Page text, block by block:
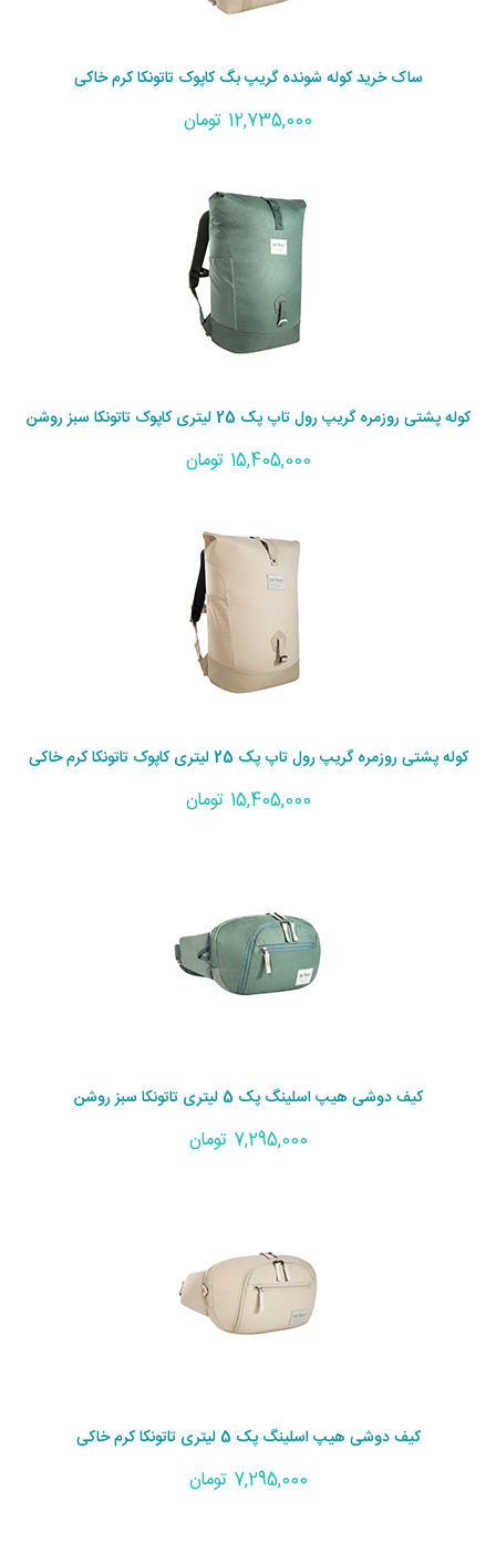
ساک خرید کوله شونده گریپ بگ کاپوک تاتونکا کرم خاکی
12,735,000 تومان
کوله پشتی روزمره گریپ رول تاپ پک 25 لیتری کاپوک تاتونکا سبز روشن
15,405,000 تومان
کوله پشتی روزمره گریپ رول تاپ پک 25 لیتری کاپوک تاتونکا کرم خاکی
15,405,000 تومان
کیف دوشی هیپ اسلینگ پک 5 لیتری تاتونکا سبز روشن
7,295,000 تومان
کیف دوشی هیپ اسلینگ پک 5 لیتری تاتونکا کرم خاکی
7,295,000 تومان